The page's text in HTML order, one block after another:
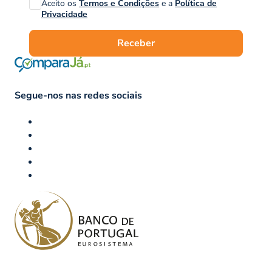
Aceito os Termos e Condições e a Política de
Privacidade
Receber
Segue-nos nas redes sociais